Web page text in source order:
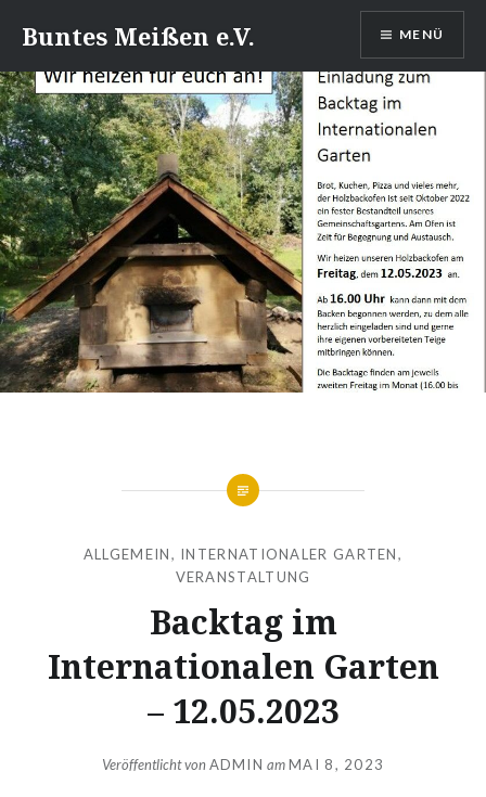
zum
Inhalt
Buntes Meißen e.V. MENÜ
ALLGEMEIN, INTERNATIONALER GARTEN,
VERANSTALTUNG
Backtag im
Internationalen Garten
– 12.05.2023
Veröffentlicht vonADMIN amMAI 8, 2023